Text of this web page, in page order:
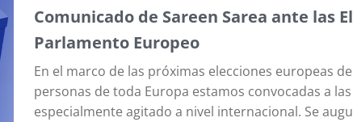
Comunicado de Sareen Sarea ante las
Parlamento Europeo
En el marco de las próximas elecciones europeas
personas de toda Europa estamos convocadas a
especialmente agitado a nivel internacional. Se